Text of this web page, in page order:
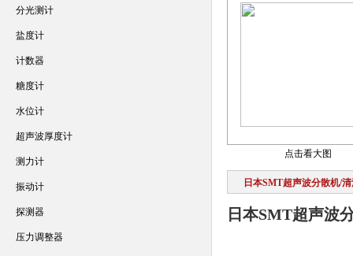
点击看大图
日本SMT超声波分散机/
日本SMT超声波
分光测计
盐度计
计数器
糖度计
水位计
超声波厚度计
测力计
振动计
探测器
压力调整器